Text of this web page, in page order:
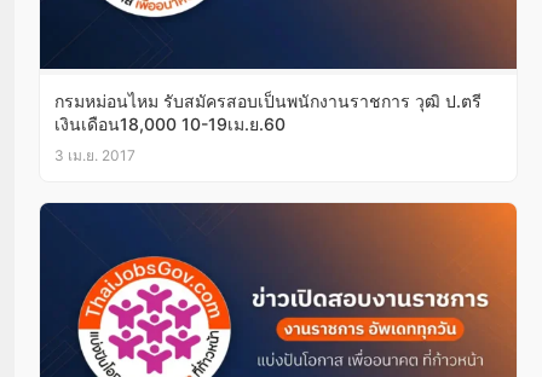
กรมหม่อนไหม รับสมัครสอบเป็นพนักงานราชการ วุฒิ ป.ตรี
เงินเดือน18,000 10-19เม.ย.60
3 เม.ย. 2017